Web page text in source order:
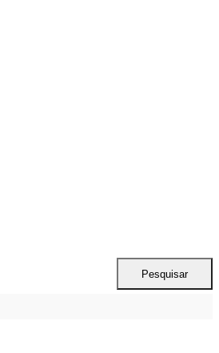
Pesquisar